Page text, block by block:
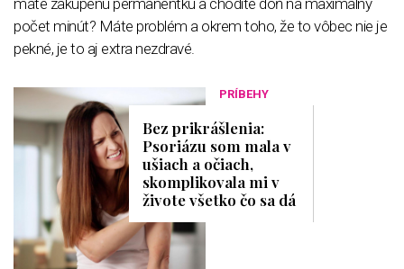
počet minút? Máte problém a okrem toho, že to vôbec nie je
pekné, je to aj extra nezdravé.
PRÍBEHY
Bez prikrášlenia:
Psoriázu som mala v
ušiach a očiach,
skomplikovala mi v
živote všetko čo sa dá